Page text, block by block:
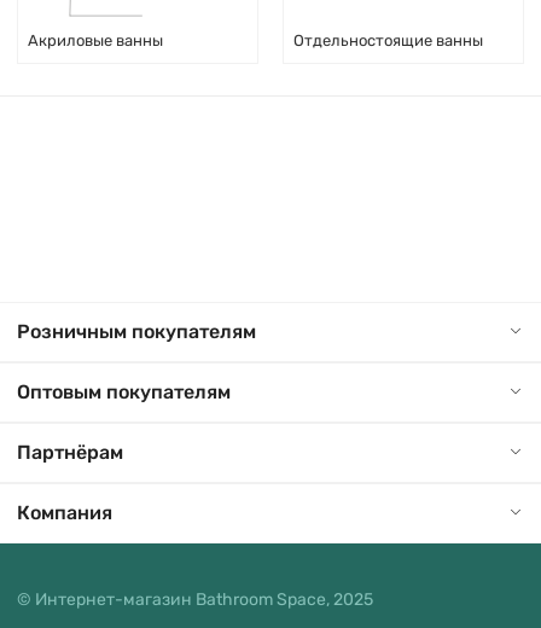
Акриловые ванны Отдельностоящие ванны
Розничным покупателям
Оптовым покупателям
Партнёрам
Компания
© Интернет-магазин Bathroom Space, 2025